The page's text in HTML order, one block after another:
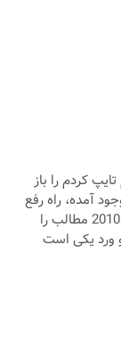
تایپ کردم را باز
آمده، راه رفع
این مربع ها چی هست؟ قبلن وقتی از ورد 2007 به 2010 مطالب را
ورد یکی است